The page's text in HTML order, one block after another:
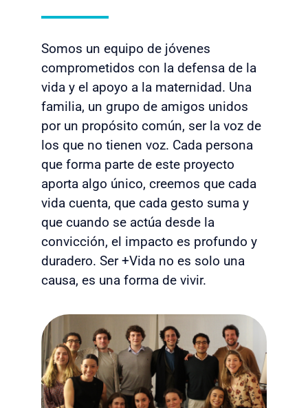
Somos un equipo de jóvenes
comprometidos con la defensa de la
vida y el apoyo a la maternidad. Una
familia, un grupo de amigos unidos
por un propósito común, ser la voz de
los que no tienen voz. Cada persona
que forma parte de este proyecto
aporta algo único, creemos que cada
vida cuenta, que cada gesto suma y
que cuando se actúa desde la
convicción, el impacto es profundo y
duradero. Ser +Vida no es solo una
causa, es una forma de vivir.